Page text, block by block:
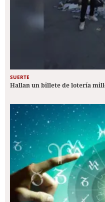
SUERTE
Hallan un billete de lotería